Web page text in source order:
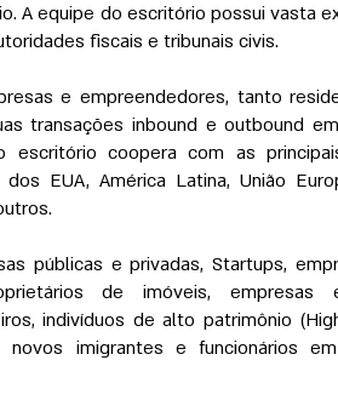
A equipe do escritório possui vasta
fiscais e tribunais civis.
e empreendedores, tanto
transações inbound e outbound
escritório coopera com as
EUA, América Latina, União
públicas e privadas, Startups,
de imóveis, empresas
indivíduos de alto patrimônio
novos imigrantes e funcionários